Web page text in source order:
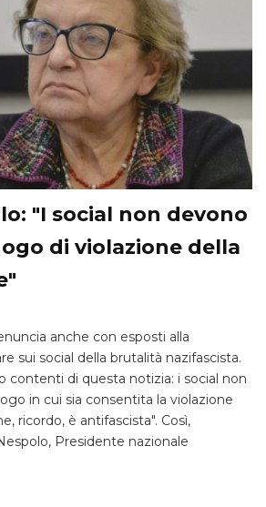
"I social non devono
di violazione della
anche con esposti alla
sui social della brutalità nazifascista.
contenti di questa notizia: i social non
in cui sia consentita la violazione
ricordo, è antifascista". Così,
Presidente nazionale